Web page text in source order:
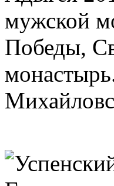
мужской
Победы,